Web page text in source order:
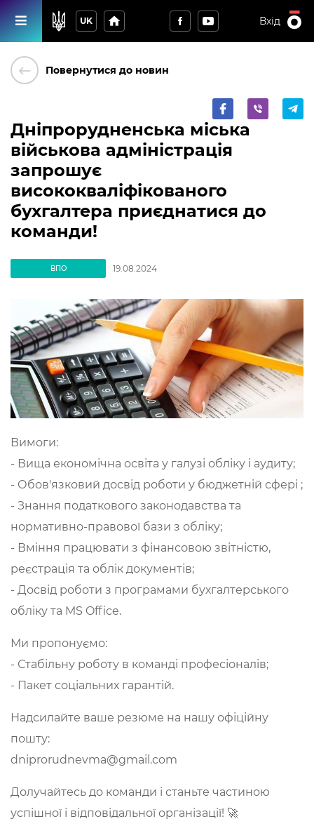
UK home Вхід
keyboard_backspace Повернутися до новин
Дніпрорудненська міська
військова адміністрація
запрошує
висококваліфікованого
бухгалтера приєднатися до
команди!
ВПО 19.08.2024
Вимоги:
- Вища економічна освіта у галузі обліку і аудиту;
- Обов'язковий досвід роботи у бюджетній сфері ;
- Знання податкового законодавства та
нормативно-правової бази з обліку;
- Вміння працювати з фінансовою звітністю,
реєстрація та облік документів;
- Досвід роботи з програмами бухгалтерського
обліку та MS Office.
Ми пропонуємо:
- Стабільну роботу в команді професіоналів;
- Пакет соціальних гарантій.
Надсилайте ваше резюме на нашу офіційну
пошту:
dniprorudnevma@gmail.com
Долучайтесь до команди і станьте частиною
успішної і відповідальної організації! 🚀